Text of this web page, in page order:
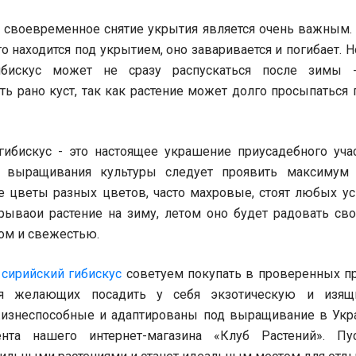
снятие укрытия является очень важным.
находится под укрытием, оно заваривается и погибает.
может не сразу распускаться после зимы
рано куст, так как растение может долго просыпаться
- это настоящее украшение приусадебного
выращивания культуры следует проявить максимум
цветы разных цветов, часто махровые, стоят любых
растение на зиму, летом оно будет радовать
и свежестью.
сирийский гибискус советуем покупать в проверенных
желающих посадить у себя экзотическую и
и адаптированы под выращивание в
нашего интернет-магазина «Клуб Растений».